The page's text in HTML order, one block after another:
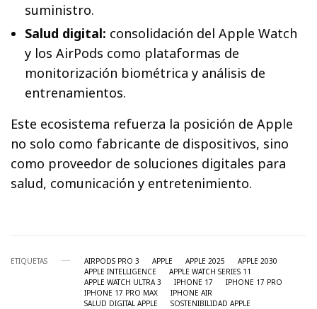
suministro.
Salud digital: consolidación del Apple Watch
y los AirPods como plataformas de
monitorización biométrica y análisis de
entrenamientos.
Este ecosistema refuerza la posición de Apple
no solo como fabricante de dispositivos, sino
como proveedor de soluciones digitales para
salud, comunicación y entretenimiento.
ETIQUETAS AIRPODS PRO 3 APPLE APPLE 2025
APPLE 2030
APPLE INTELLIGENCE
APPLE WATCH SERIES 11
APPLE WATCH ULTRA 3
IPHONE 17
IPHONE 17 PRO
IPHONE 17 PRO MAX
IPHONE AIR
SALUD DIGITAL APPLE
SOSTENIBILIDAD APPLE